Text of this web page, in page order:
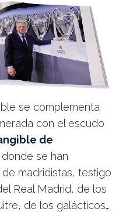
se complementa
con el escudo
de
donde se han
madridistas, testigo
Real Madrid, de los
de los galácticos…